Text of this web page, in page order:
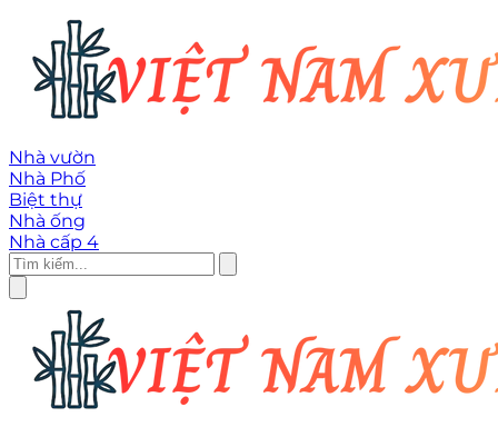
Nhà vườn
Nhà Phố
Biệt thự
Nhà ống
Nhà cấp 4